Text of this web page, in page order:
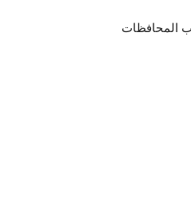
عن نتيجة الشهادة الابتدائية الترم الثاني برقم الجلوس 2015 حسب المحافظات